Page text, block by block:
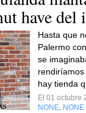
have del
Hasta que
Palermo
se
hay tienda
El 01 octubre
NONE NONE